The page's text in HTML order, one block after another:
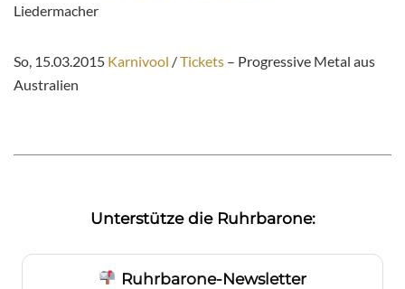
Liedermacher
So, 15.03.2015 Karnivool /Tickets – Progressive Metal aus
Australien
Unterstütze die Ruhrbarone:
Ruhrbarone-Newsletter